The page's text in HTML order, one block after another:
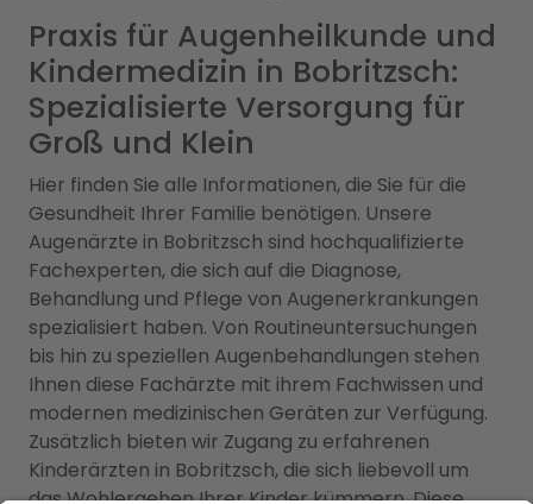
Praxis für Augenheilkunde und
Kindermedizin in Bobritzsch:
Spezialisierte Versorgung für
Groß und Klein
Hier finden Sie alle Informationen, die Sie für die
Gesundheit Ihrer Familie benötigen. Unsere
Augenärzte in Bobritzsch sind hochqualifizierte
Fachexperten, die sich auf die Diagnose,
Behandlung und Pflege von Augenerkrankungen
spezialisiert haben. Von Routineuntersuchungen
bis hin zu speziellen Augenbehandlungen stehen
Ihnen diese Fachärzte mit ihrem Fachwissen und
modernen medizinischen Geräten zur Verfügung.
Zusätzlich bieten wir Zugang zu erfahrenen
Kinderärzten in Bobritzsch, die sich liebevoll um
das Wohlergehen Ihrer Kinder kümmern. Diese